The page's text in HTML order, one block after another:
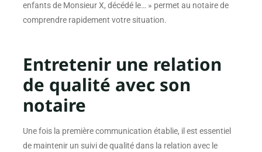
enfants de Monsieur X, décédé le… » permet au notaire de
comprendre rapidement votre situation.
Entretenir une relation
de qualité avec son
notaire
Une fois la première communication établie, il est essentiel
de maintenir un suivi de qualité dans la relation avec le